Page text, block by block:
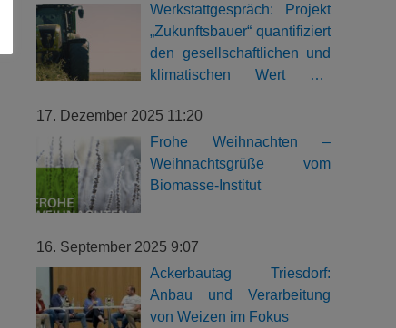
Werkstattgespräch: Projekt
„Zukunftsbauer“ quantifiziert
den gesellschaftlichen und
klimatischen Wert der
17. Dezember 2025 11:20
Frohe Weihnachten –
Weihnachtsgrüße vom
Biomasse-Institut
16. September 2025 9:07
Ackerbautag Triesdorf:
Anbau und Verarbeitung
von Weizen im Fokus